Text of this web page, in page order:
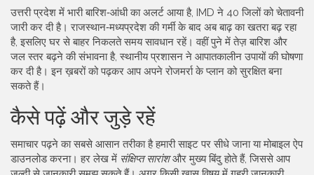
उत्तरी प्रदेश में भारी बारिश‑आंधी का अलर्ट आया है, IMD ने 40 जिलों को चेतावनी
जारी कर दी है। राजस्थान‑मध्यप्रदेश की गर्मी के बाद अब बाढ़ का खतरा बढ़ रहा
है, इसलिए घर से बाहर निकलते समय सावधान रहें। वहीं पुने में तेज़ बारिश और
जल स्तर बढ़ने की संभावना है, स्थानीय प्रशासन ने आपातकालीन उपायों की घोषणा
कर दी है। इन ख़बरों को पढ़कर आप अपने रोजमर्रा के प्लान को सुरक्षित बना
सकते हैं।
कैसे पढ़ें और जुड़े रहें
समाचार पढ़ने का सबसे आसान तरीका है हमारी साइट पर सीधे जाना या मोबाइल ऐप
डाउनलोड करना। हर लेख में संक्षिप्त सारांशऔर मुख्य बिंदु होते हैं, जिससे आप